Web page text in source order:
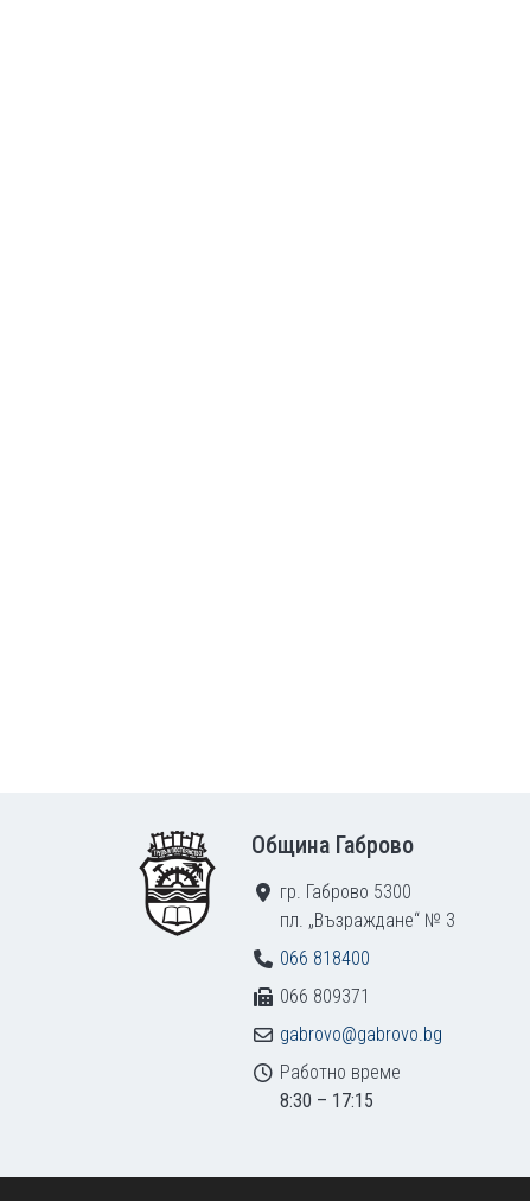
Община Габрово
гр. Габрово 5300
пл. „Възраждане“ № 3
066 818400
066 809371
gabrovo@gabrovo.bg
Работно време
8:30 – 17:15